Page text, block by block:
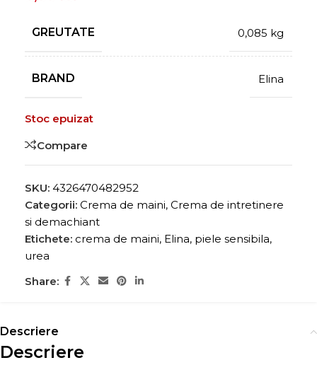
GREUTATE 0,085 kg
BRAND Elina
Stoc epuizat
Compare
SKU: 4326470482952
Categorii: Crema de maini, Crema de intretinere
si demachiant
Etichete: crema de maini, Elina, piele sensibila,
urea
Share:
Descriere
Descriere